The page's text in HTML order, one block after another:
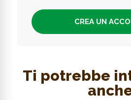
CREA UN
Ti potrebbe